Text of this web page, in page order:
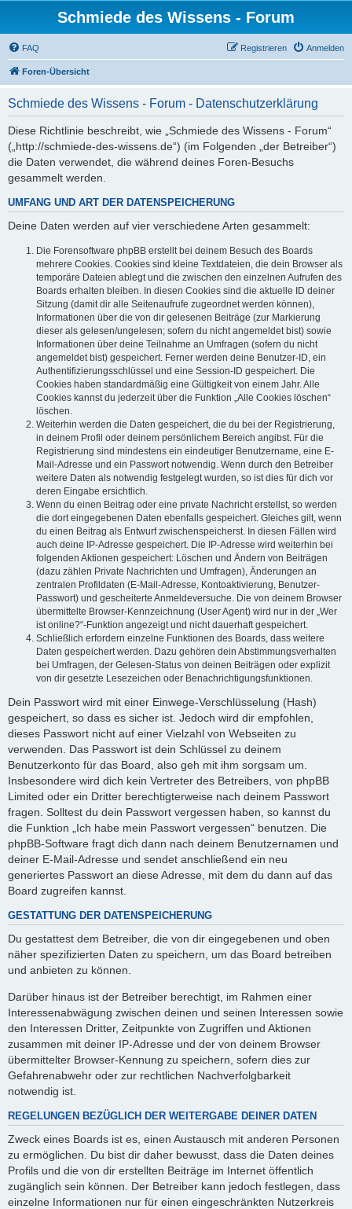
Schmiede des Wissens - Forum
FAQ Anmelden
Registrieren
Foren-Übersicht
Schmiede des Wissens - Forum - Datenschutzerklärung
Diese Richtlinie beschreibt, wie „Schmiede des Wissens - Forum“
(„http://schmiede-des-wissens.de“) (im Folgenden „der Betreiber“)
die Daten verwendet, die während deines Foren-Besuchs
gesammelt werden.
UMFANG UND ART DER DATENSPEICHERUNG
Deine Daten werden auf vier verschiedene Arten gesammelt:
Die Forensoftware phpBB erstellt bei deinem Besuch des Boards
mehrere Cookies. Cookies sind kleine Textdateien, die dein Browser als
temporäre Dateien ablegt und die zwischen den einzelnen Aufrufen des
Boards erhalten bleiben. In diesen Cookies sind die aktuelle ID deiner
Sitzung (damit dir alle Seitenaufrufe zugeordnet werden können),
Informationen über die von dir gelesenen Beiträge (zur Markierung
dieser als gelesen/ungelesen; sofern du nicht angemeldet bist) sowie
Informationen über deine Teilnahme an Umfragen (sofern du nicht
angemeldet bist) gespeichert. Ferner werden deine Benutzer-ID, ein
Authentifizierungsschlüssel und eine Session-ID gespeichert. Die
Cookies haben standardmäßig eine Gültigkeit von einem Jahr. Alle
Cookies kannst du jederzeit über die Funktion „Alle Cookies löschen“
löschen.
Weiterhin werden die Daten gespeichert, die du bei der Registrierung,
in deinem Profil oder deinem persönlichem Bereich angibst. Für die
Registrierung sind mindestens ein eindeutiger Benutzername, eine E-
Mail-Adresse und ein Passwort notwendig. Wenn durch den Betreiber
weitere Daten als notwendig festgelegt wurden, so ist dies für dich vor
deren Eingabe ersichtlich.
Wenn du einen Beitrag oder eine private Nachricht erstellst, so werden
die dort eingegebenen Daten ebenfalls gespeichert. Gleiches gilt, wenn
du einen Beitrag als Entwurf zwischenspeicherst. In diesen Fällen wird
auch deine IP-Adresse gespeichert. Die IP-Adresse wird weiterhin bei
folgenden Aktionen gespeichert: Löschen und Ändern von Beiträgen
(dazu zählen Private Nachrichten und Umfragen), Änderungen an
zentralen Profildaten (E-Mail-Adresse, Kontoaktivierung, Benutzer-
Passwort) und gescheiterte Anmeldeversuche. Die von deinem Browser
übermittelte Browser-Kennzeichnung (User Agent) wird nur in der „Wer
ist online?“-Funktion angezeigt und nicht dauerhaft gespeichert.
Schließlich erfordern einzelne Funktionen des Boards, dass weitere
Daten gespeichert werden. Dazu gehören dein Abstimmungsverhalten
bei Umfragen, der Gelesen-Status von deinen Beiträgen oder explizit
von dir gesetzte Lesezeichen oder Benachrichtigungsfunktionen.
Dein Passwort wird mit einer Einwege-Verschlüsselung (Hash)
gespeichert, so dass es sicher ist. Jedoch wird dir empfohlen,
dieses Passwort nicht auf einer Vielzahl von Webseiten zu
verwenden. Das Passwort ist dein Schlüssel zu deinem
Benutzerkonto für das Board, also geh mit ihm sorgsam um.
Insbesondere wird dich kein Vertreter des Betreibers, von phpBB
Limited oder ein Dritter berechtigterweise nach deinem Passwort
fragen. Solltest du dein Passwort vergessen haben, so kannst du
die Funktion „Ich habe mein Passwort vergessen“ benutzen. Die
phpBB-Software fragt dich dann nach deinem Benutzernamen und
deiner E-Mail-Adresse und sendet anschließend ein neu
generiertes Passwort an diese Adresse, mit dem du dann auf das
Board zugreifen kannst.
GESTATTUNG DER DATENSPEICHERUNG
Du gestattest dem Betreiber, die von dir eingegebenen und oben
näher spezifizierten Daten zu speichern, um das Board betreiben
und anbieten zu können.
Darüber hinaus ist der Betreiber berechtigt, im Rahmen einer
Interessenabwägung zwischen deinen und seinen Interessen sowie
den Interessen Dritter, Zeitpunkte von Zugriffen und Aktionen
zusammen mit deiner IP-Adresse und der von deinem Browser
übermittelter Browser-Kennung zu speichern, sofern dies zur
Gefahrenabwehr oder zur rechtlichen Nachverfolgbarkeit
notwendig ist.
REGELUNGEN BEZÜGLICH DER WEITERGABE DEINER DATEN
Zweck eines Boards ist es, einen Austausch mit anderen Personen
zu ermöglichen. Du bist dir daher bewusst, dass die Daten deines
Profils und die von dir erstellten Beiträge im Internet öffentlich
zugänglich sein können. Der Betreiber kann jedoch festlegen, dass
einzelne Informationen nur für einen eingeschränkten Nutzerkreis